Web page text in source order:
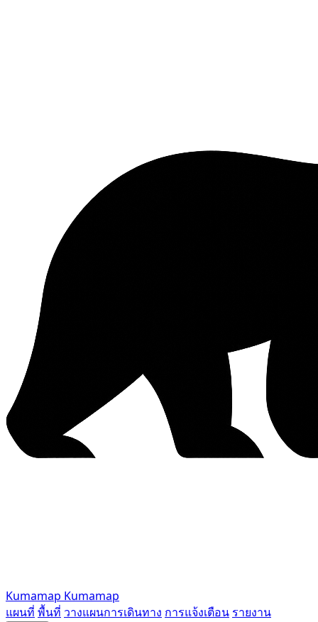
Kumamap Kumamap
แผนที่ พื้นที่ วางแผนการเดินทาง การแจ้งเตือน รายงาน